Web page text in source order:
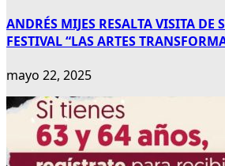
ANDRÉS MIJES RESALTA VISITA
FESTIVAL “LAS ARTES
mayo 22, 2025